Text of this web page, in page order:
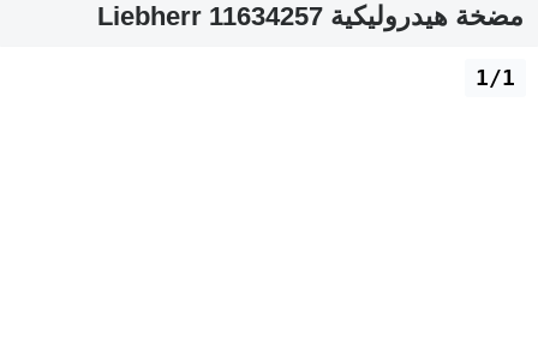
مضخة هيدروليكية Liebherr 11634257
1/1